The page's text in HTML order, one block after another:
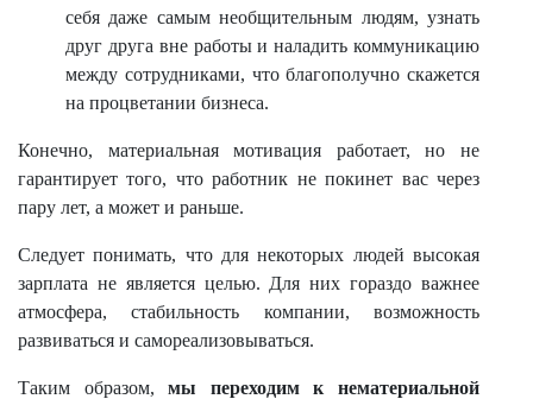
себя даже самым необщительным людям, узнать
друг друга вне работы и наладить коммуникацию
между сотрудниками, что благополучно скажется
на процветании бизнеса.
Конечно, материальная мотивация работает, но не
гарантирует того, что работник не покинет вас через
пару лет, а может и раньше.
Следует понимать, что для некоторых людей высокая
зарплата не является целью. Для них гораздо важнее
атмосфера, стабильность компании, возможность
развиваться и самореализовываться.
Таким образом,мы переходим к нематериальной